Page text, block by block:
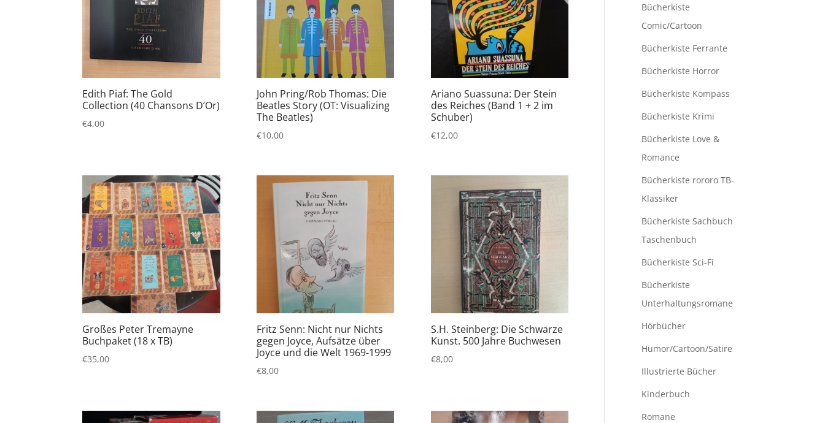
Edith Piaf: The Gold
Collection (40 Chansons D’Or)
€4,00
John Pring/Rob Thomas: Die
Beatles Story (OT: Visualizing
The Beatles)
€10,00
Ariano Suassuna: Der Stein
des Reiches (Band 1 + 2 im
Schuber)
€12,00
Großes Peter Tremayne
Buchpaket (18 x TB)
€35,00
Fritz Senn: Nicht nur Nichts
gegen Joyce, Aufsätze über
Joyce und die Welt 1969-1999
€8,00
S.H. Steinberg: Die Schwarze
Kunst. 500 Jahre Buchwesen
€8,00
Bücherkiste
Comic/Cartoon
Bücherkiste Ferrante
Bücherkiste Horror
Bücherkiste Kompass
Bücherkiste Krimi
Bücherkiste Love &
Romance
Bücherkiste rororo TB-
Klassiker
Bücherkiste Sachbuch
Taschenbuch
Bücherkiste Sci-Fi
Bücherkiste
Unterhaltungsromane
Hörbücher
Humor/Cartoon/Satire
Illustrierte Bücher
Kinderbuch
Romane